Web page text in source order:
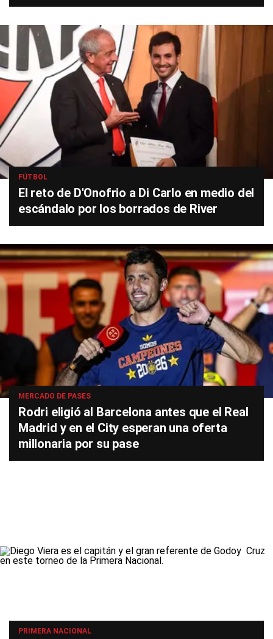
FÚTBOL
El reto de D'Onofrio a Di Carlo en medio del
escándalo por los borrados de River
MERCADO DE PASES
Rodri eligió al Barcelona antes que el Real
Madrid y en el City esperan una oferta
millonaria por su pase
PRIMERA NACIONAL